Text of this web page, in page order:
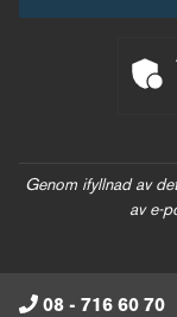
Genom ifyllnad av
av e-
08 - 716 60 70